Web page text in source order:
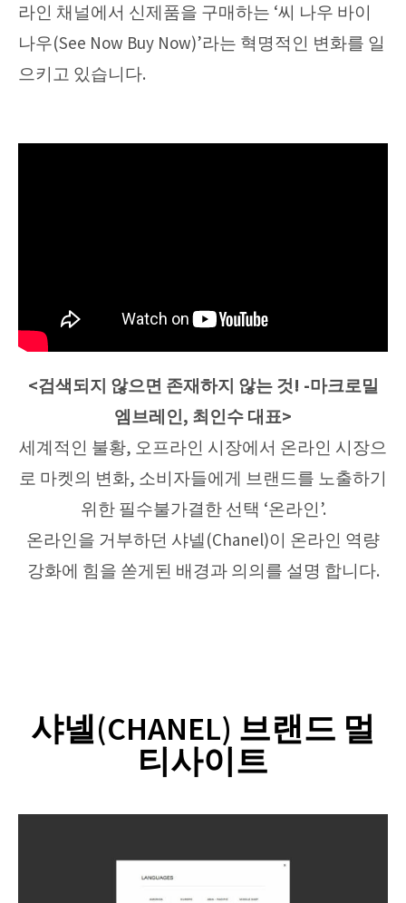
라인 채널에서 신제품을 구매하는 ‘씨 나우 바이
나우(See Now Buy Now)’라는 혁명적인 변화를 일
으키고 있습니다.
<검색되지 않으면 존재하지 않는 것! -마크로밀
엠브레인, 최인수 대표>
세계적인 불황, 오프라인 시장에서 온라인 시장으
로 마켓의 변화, 소비자들에게 브랜드를 노출하기
위한 필수불가결한 선택 ‘온라인’.
온라인을 거부하던 샤넬(Chanel)이 온라인 역량
강화에 힘을 쏟게된 배경과 의의를 설명 합니다.
샤넬(CHANEL) 브랜드 멀
티사이트